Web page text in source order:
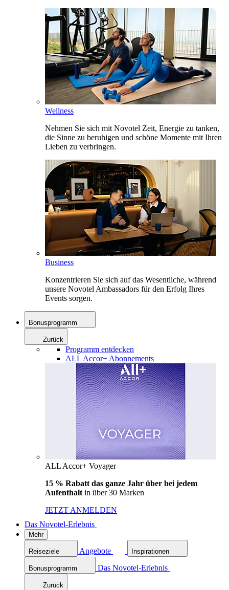
Wellness
Nehmen Sie sich mit Novotel Zeit, Energie zu tanken,
die Sinne zu beruhigen und schöne Momente mit Ihren
Lieben zu verbringen.
Business
Konzentrieren Sie sich auf das Wesentliche, während
unsere Novotel Ambassadors für den Erfolg Ihres
Events sorgen.
Bonusprogramm
Zurück
Programm entdecken
ALL Accor+ Abonnements
ALL Accor+ Voyager
15 % Rabatt das ganze Jahr über bei jedem
Aufenthalt in über 30 Marken
JETZT ANMELDEN
Das Novotel-Erlebnis
Mehr
Reiseziele Angebote Inspirationen
Bonusprogramm Das Novotel-Erlebnis
Zurück